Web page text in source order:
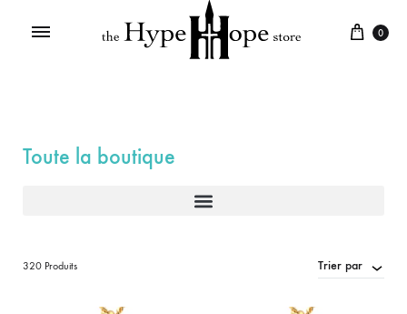
0
Toute la boutique
320 Produits Trier par